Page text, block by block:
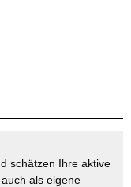
schätzen Ihre aktive
als eigene